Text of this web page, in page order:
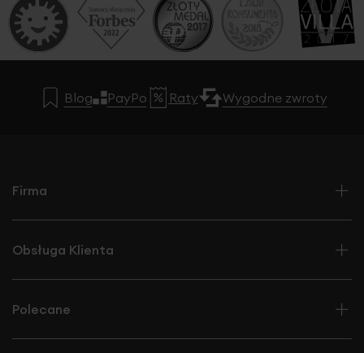
Blog PayPo Raty Wygodne zwroty
Firma
Obsługa Klienta
Polecane